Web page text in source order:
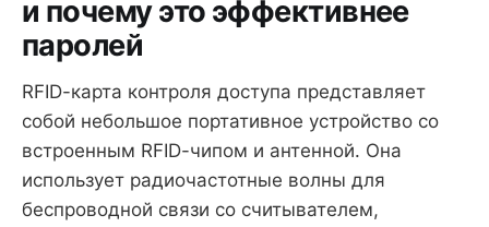
и почему это эффективнее
паролей
RFID-карта контроля доступа представляет
собой небольшое портативное устройство со
встроенным RFID-чипом и антенной. Она
использует радиочастотные волны для
беспроводной связи со считывателем,